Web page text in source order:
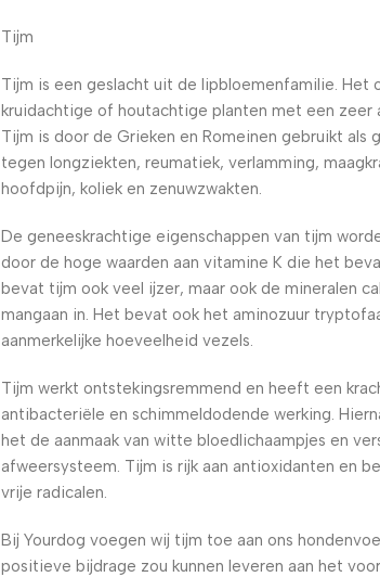
Tijm
Tijm is een geslacht uit de lipbloemenfamilie. Het
kruidachtige of houtachtige planten met een zeer
Tijm is door de Grieken en Romeinen gebruikt als
tegen longziekten, reumatiek, verlamming,
hoofdpijn, koliek en zenuwzwakten.
De geneeskrachtige eigenschappen van tijm
door de hoge waarden aan vitamine K die het
bevat tijm ook veel ijzer, maar ook de mineralen
mangaan in. Het bevat ook het aminozuur
aanmerkelijke hoeveelheid vezels.
Tijm werkt ontstekingsremmend en heeft een
antibacteriële en schimmeldodende werking.
het de aanmaak van witte bloedlichaampjes en
afweersysteem. Tijm is rijk aan antioxidanten en
vrije radicalen.
Bij Yourdog voegen wij tijm toe aan ons
positieve bijdrage zou kunnen leveren aan het